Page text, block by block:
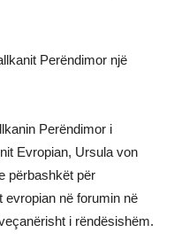
Perëndimor një
Perëndimor i
Evropian, Ursula von
përbashkët për
evropian në forumin në
i rëndësishëm.